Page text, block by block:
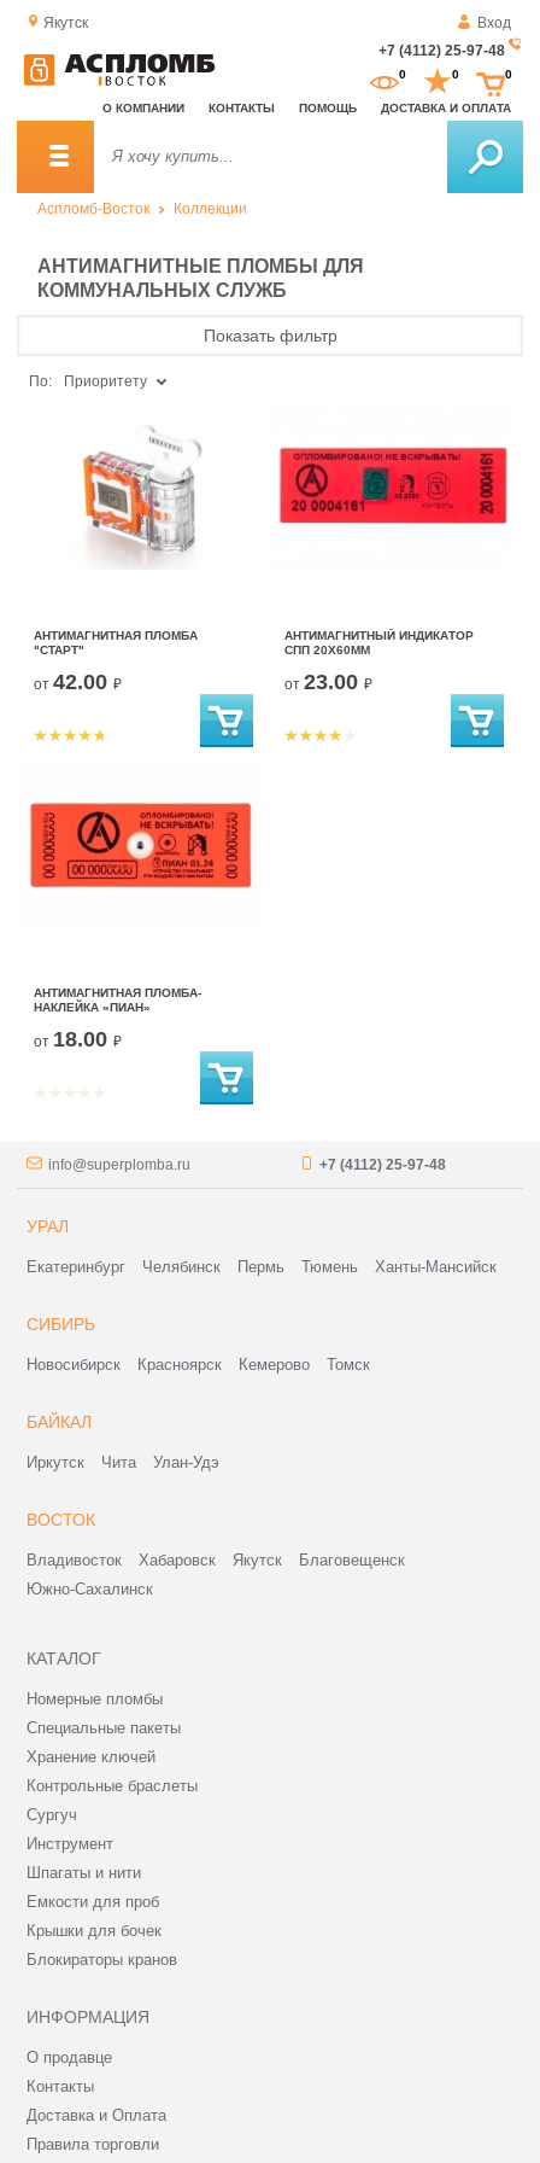
Якутск
Вход
+7 (4112) 25-97-48
О КОМПАНИИ КОНТАКТЫ ПОМОЩЬ ДОСТАВКА И ОПЛАТА
0 0 0
Аспломб-Восток Коллекции
АНТИМАГНИТНЫЕ ПЛОМБЫ ДЛЯ
КОММУНАЛЬНЫХ СЛУЖБ
Показать фильтр
По: Приоритету
АНТИМАГНИТНАЯ ПЛОМБА
"СТАРТ"
от 42.00 ₽
АНТИМАГНИТНЫЙ ИНДИКАТОР
СПП 20Х60ММ
от 23.00 ₽
АНТИМАГНИТНАЯ ПЛОМБА-
НАКЛЕЙКА «ПИАН»
от 18.00 ₽
info@superplomba.ru +7 (4112) 25-97-48
УРАЛ
Екатеринбург Челябинск Пермь Тюмень Ханты-Мансийск
СИБИРЬ
Новосибирск Красноярск Кемерово Томск
БАЙКАЛ
Иркутск Чита Улан-Удэ
ВОСТОК
Владивосток Хабаровск Якутск
Благовещенск
Южно-Сахалинск
КАТАЛОГ
Номерные пломбы
Специальные пакеты
Хранение ключей
Контрольные браслеты
Сургуч
Инструмент
Шпагаты и нити
Емкости для проб
Крышки для бочек
Блокираторы кранов
ИНФОРМАЦИЯ
О продавце
Контакты
Доставка и Оплата
Правила торговли